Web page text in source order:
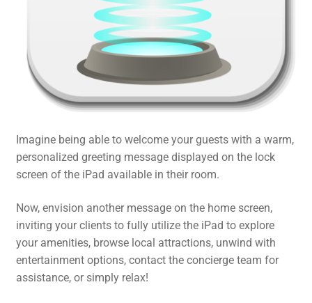
Imagine being able to welcome your guests with a warm,
personalized greeting message displayed on the lock
screen of the iPad available in their room.
Now, envision another message on the home screen,
inviting your clients to fully utilize the iPad to explore
your amenities, browse local attractions, unwind with
entertainment options, contact the concierge team for
assistance, or simply relax!